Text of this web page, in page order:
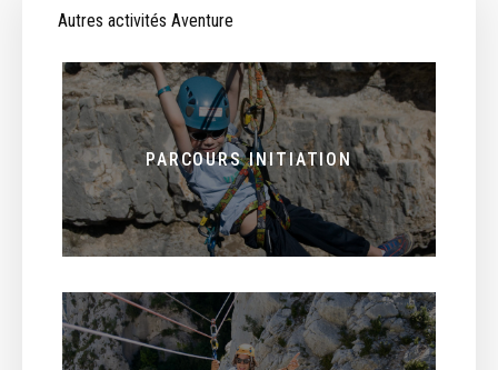
Autres activités Aventure
PARCOURS INITIATION